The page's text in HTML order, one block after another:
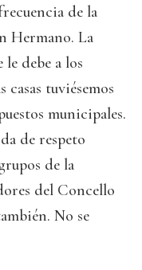
de la
Hermano. La
debe a los
tuviésemos
municipales.
de respeto
de la
del Concello
No se